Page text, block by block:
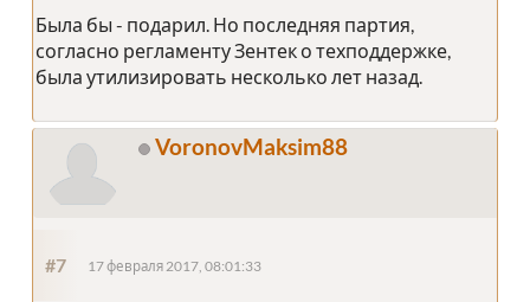
Была бы - подарил. Но последняя партия,
согласно регламенту Зентек о техподдержке,
была утилизировать несколько лет назад.
VoronovMaksim88
#7 17 февраля 2017, 08:01:33